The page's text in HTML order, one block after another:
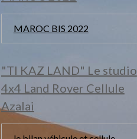
MAROC BIS 2022
"TI KAZ LAND" Le studio
4x4 Land Rover Cellule
Azalai